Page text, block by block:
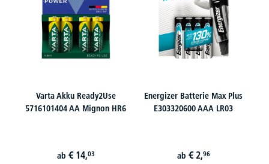
Varta Akku Ready2Use
5716101404 AA Mignon HR6
ab € 14,03
Energizer Batterie Max Plus
E303320600 AAA LR03
ab € 2,96